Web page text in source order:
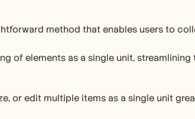
method that enables users to
of elements as a single unit,